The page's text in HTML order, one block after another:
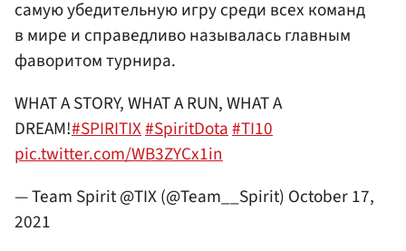
самую убедительную игру среди всех команд
в мире и справедливо называлась главным
фаворитом турнира.
WHAT A STORY, WHAT A RUN, WHAT A
DREAM!#SPIRITIX#SpiritDota#TI10
pic.twitter.com/WB3ZYCx1in
— Team Spirit @TIX (@Team__Spirit) October 17,
2021